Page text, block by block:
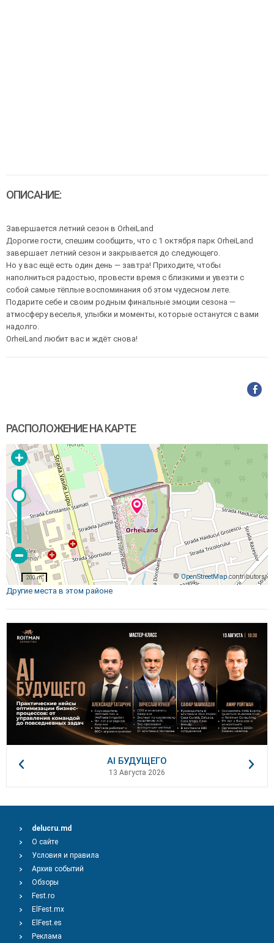
ОПИСАНИЕ:
Завершается летний сезон в OrheiLand
Дорогие гости, спешим сообщить, что с 1 октября парк OrheiLand
завершает летний сезон и закрывается до следующего.
Но у вас ещё есть один день — завтра! Приходите, чтобы
наполниться радостью, провести время с близкими и увезти с
собой самые тёплые воспоминания об этом чудесном лете.
Подарите себе и своим родным финальные эмоции сезона —
атмосферу веселья, улыбки и моменты, которые останутся с вами
надолго.
OrheiLand любит вас и ждёт снова!
РАСПОЛОЖЕНИЕ НА КАРТЕ
©OpenStreetMapcontributors
200 m
Другие места в этом районе
AI БУДУЩЕГО
13 Августа 2026
delucru.md
О сайте
Условия и правила
Архив событий
Обзоры
Fest.ro
ElFest.mx
ElFest.es
Реклама